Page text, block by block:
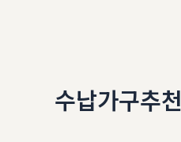
수납가구추천